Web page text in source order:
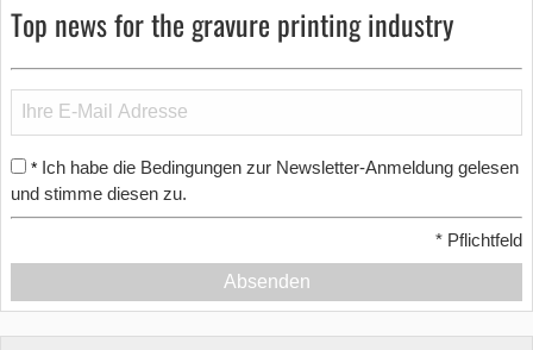
Top news for the gravure printing industry
* Ich habe die Bedingungen zur Newsletter-Anmeldung gelesen
und stimme diesen zu.
* Pflichtfeld
Absenden